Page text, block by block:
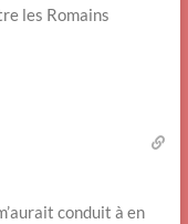
les Romains
conduit à en